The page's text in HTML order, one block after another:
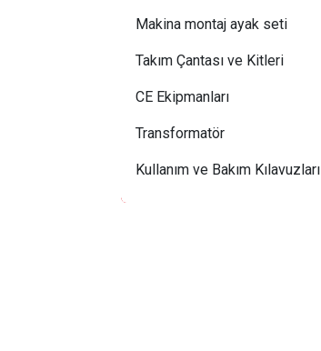
Makina montaj ayak seti
Takım Çantası ve Kitleri
CE Ekipmanları
Transformatör
Kullanım ve Bakım Kılavuzları